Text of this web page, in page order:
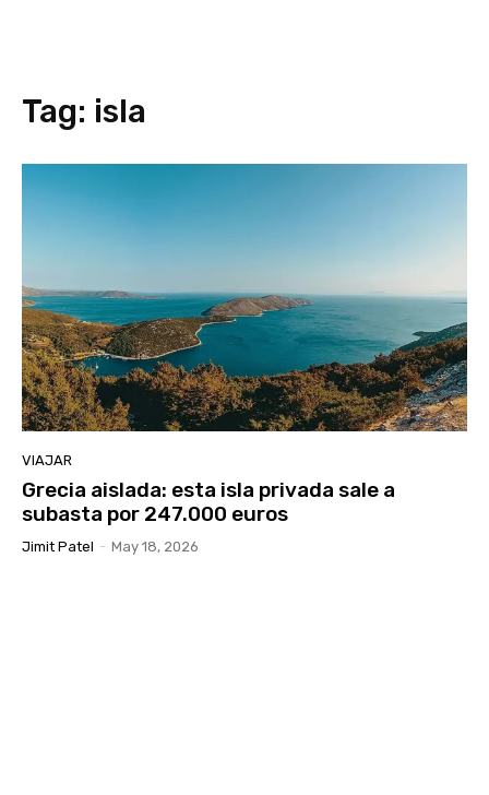
Tag: isla
VIAJAR
Grecia aislada: esta isla privada sale a
subasta por 247.000 euros
Jimit Patel - May 18, 2026